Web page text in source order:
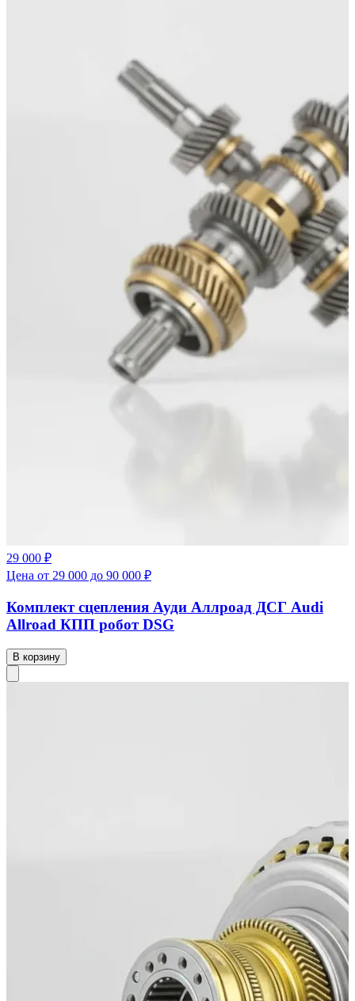
29 000 ₽
Цена от 29 000 до 90 000 ₽
Комплект сцепления Ауди Аллроад ДСГ Audi
Allroad КПП робот DSG
В корзину